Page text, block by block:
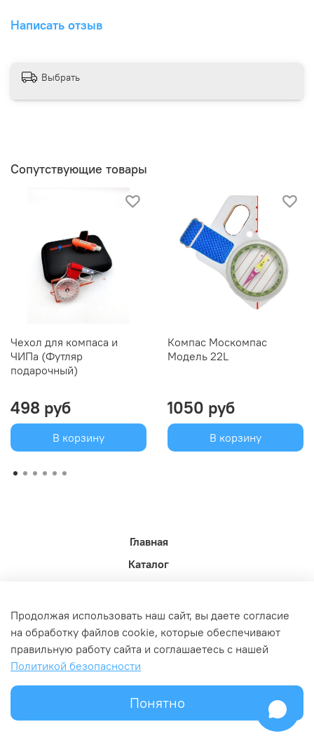
Написать отзыв
Выбрать
Сопутствующие товары
Чехол для компаса и
ЧИПа (Футляр
подарочный)
498 руб
В корзину
Компас Москомпас
Модель 22L
1050 руб
В корзину
Главная
Каталог
Доставка
Политика возврата
Связь с администрацией
Оферта и политика конфедициальности
Продолжая использовать наш сайт, вы даете согласие
на обработку файлов cookie, которые обеспечивают
правильную работу сайта и соглашаетесь с нашей
Политикой безопасности
Понятно